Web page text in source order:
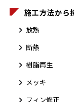
施工方法から
放熱
断熱
樹脂再生
メッキ
フィン修正